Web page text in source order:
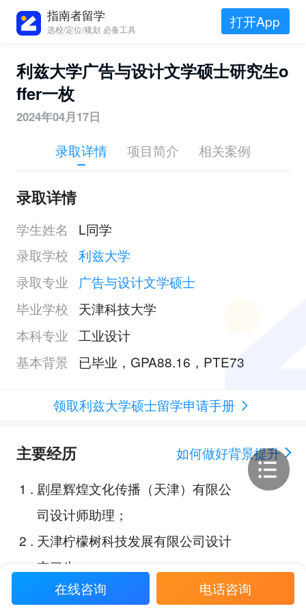
指南者留学
选校/定位/规划 必备工具 打开App
利兹大学广告与设计文学硕士研究生o
ffer一枚
2024年04月17日
录取详情 项目简介 相关案例
录取详情
学生姓名
L同学
录取学校 利兹大学
录取专业
广告与设计文学硕士
毕业学校
天津科技大学
本科专业
工业设计
基本背景
已毕业，GPA88.16，PTE73
领取利兹大学硕士留学申请手册
主要经历
如何做好背景提升
1 . 剧星辉煌文化传播（天津）有限公
司设计师助理；
2 . 天津柠檬树科技发展有限公司设计
实习生；
天津市工业与艺术设计大赛（Tianj
在线咨询 电话咨询